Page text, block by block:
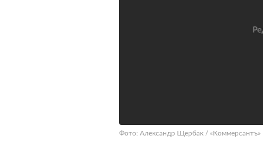
Фото: Александр Щербак / «Коммерсантъ»